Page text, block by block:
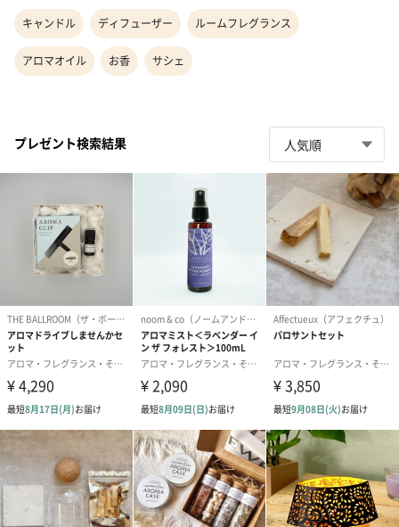
キャンドル ディフューザー ルームフレグランス
アロマオイル お香 サシェ
プレゼント検索結果